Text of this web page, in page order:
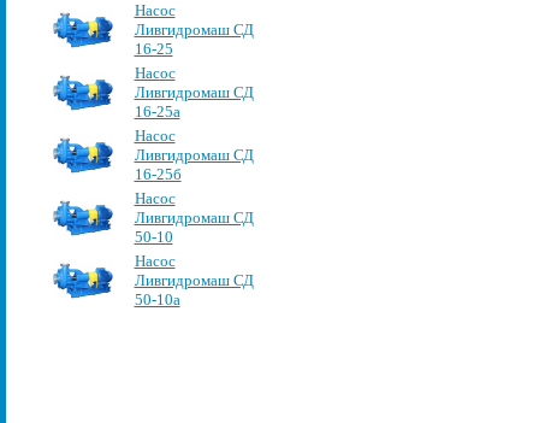
Насос
Ливгидромаш СД
16-25
Насос
Ливгидромаш СД
16-25а
Насос
Ливгидромаш СД
16-25б
Насос
Ливгидромаш СД
50-10
Насос
Ливгидромаш СД
50-10а